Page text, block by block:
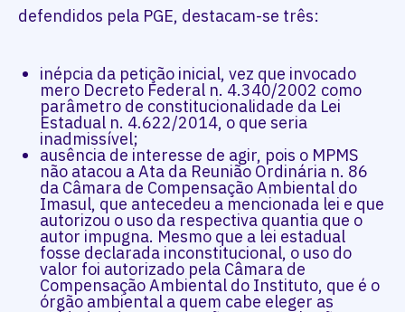
defendidos pela PGE, destacam-se três:
inépcia da petição inicial, vez que invocado
mero Decreto Federal n. 4.340/2002 como
parâmetro de constitucionalidade da Lei
Estadual n. 4.622/2014, o que seria
inadmissível;
ausência de interesse de agir, pois o MPMS
não atacou a Ata da Reunião Ordinária n. 86
da Câmara de Compensação Ambiental do
Imasul, que antecedeu a mencionada lei e que
autorizou o uso da respectiva quantia que o
autor impugna. Mesmo que a lei estadual
fosse declarada inconstitucional, o uso do
valor foi autorizado pela Câmara de
Compensação Ambiental do Instituto, que é o
órgão ambiental a quem cabe eleger as